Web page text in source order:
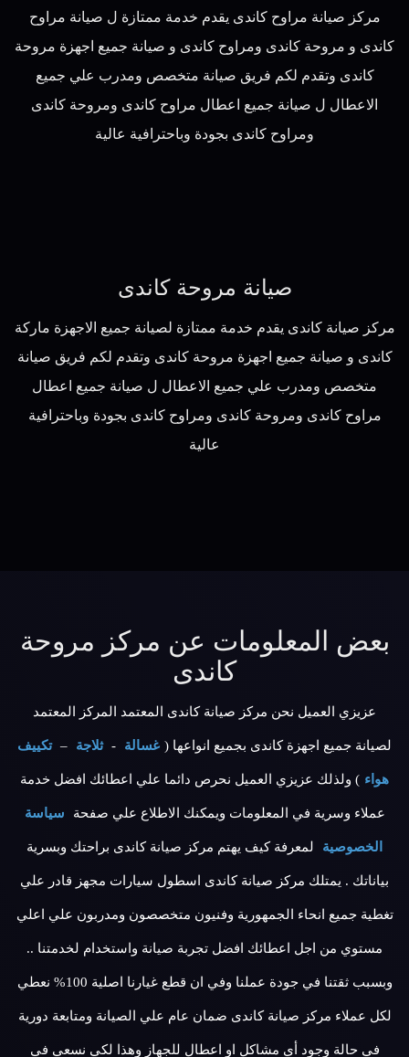
مركز صيانة مراوح كاندى يقدم خدمة ممتازة ل صيانة مراوح
كاندى و مروحة كاندى ومراوح كاندى و صيانة جميع اجهزة مروحة
كاندى وتقدم لكم فريق صيانة متخصص ومدرب علي جميع
الاعطال ل صيانة جميع اعطال مراوح كاندى ومروحة كاندى
ومراوح كاندى بجودة وباحترافية عالية
صيانة مروحة كاندى
مركز صيانة كاندى يقدم خدمة ممتازة لصيانة جميع الاجهزة ماركة
كاندى و صيانة جميع اجهزة مروحة كاندى وتقدم لكم فريق صيانة
متخصص ومدرب علي جميع الاعطال ل صيانة جميع اعطال
مراوح كاندى ومروحة كاندى ومراوح كاندى بجودة وباحترافية
عالية
بعض المعلومات عن مركز مروحة
كاندى
عزيزي العميل نحن مركز صيانة كاندى المعتمد المركز المعتمد
لصيانة جميع اجهزة كاندى بجميع انواعها ( غسالة - ثلاجة – تكييف
هواء ) ولذلك عزيزي العميل نحرص دائما علي اعطائك افضل خدمة
عملاء وسرية في المعلومات ويمكنك الاطلاع علي صفحة سياسة
الخصوصية لمعرفة كيف يهتم مركز صيانة كاندى براحتك وبسرية
بياناتك . يمتلك مركز صيانة كاندى اسطول سيارات مجهز قادر علي
تغطية جميع انحاء الجمهورية وفنيون متخصصون ومدربون علي اعلي
مستوي من اجل اعطائك افضل تجربة صيانة واستخدام لخدمتنا ..
وبسبب ثقتنا في جودة عملنا وفي ان قطع غيارنا اصلية 100% نعطي
لكل عملاء مركز صيانة كاندى ضمان عام علي الصيانة ومتابعة دورية
في حالة وجود أي مشاكل او اعطال للجهاز وهذا لكي نسعي في